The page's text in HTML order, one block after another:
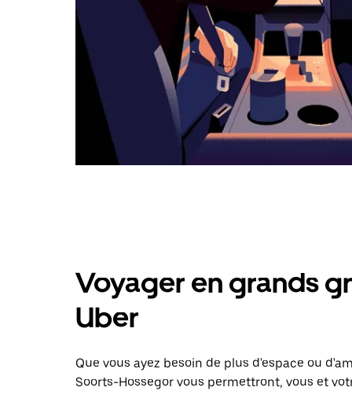
Voyager en grands
Uber
Que vous ayez besoin de plus d'espace ou
Soorts-Hossegor vous permettront, vous et